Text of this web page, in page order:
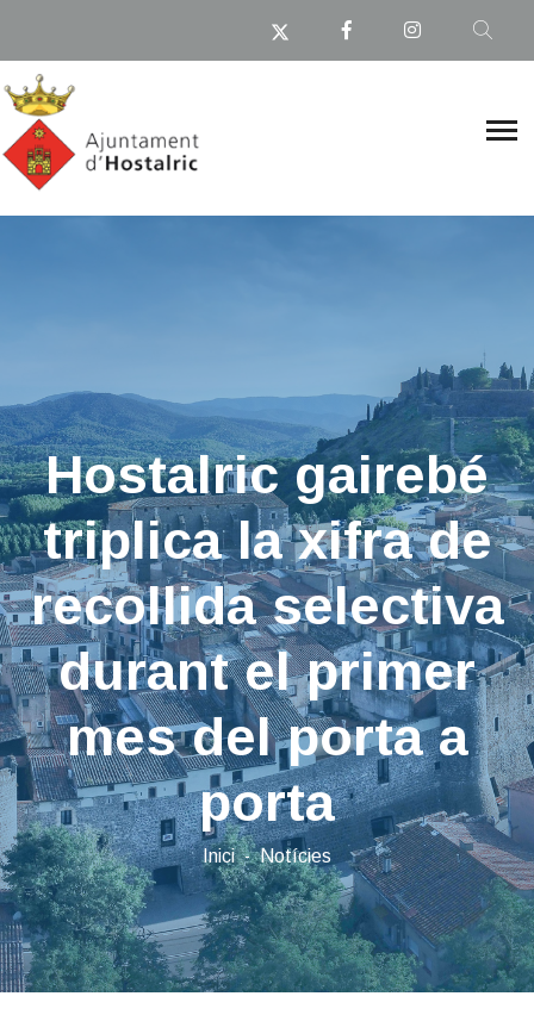
Hostalric gairebé
triplica la xifra de
recollida selectiva
durant el primer
mes del porta a
porta
Inici Notícies